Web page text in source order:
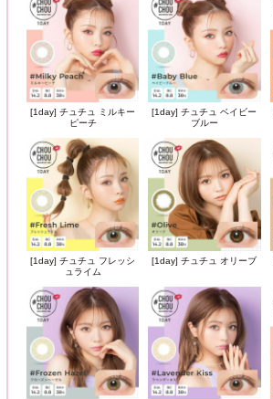
[1day] チュチュ ミルキー
ピーチ
[1day] チュチュ ベイビー
ブルー
[1day] チュチュ フレッシ
ュライム
[1day] チュチュ オリーブ